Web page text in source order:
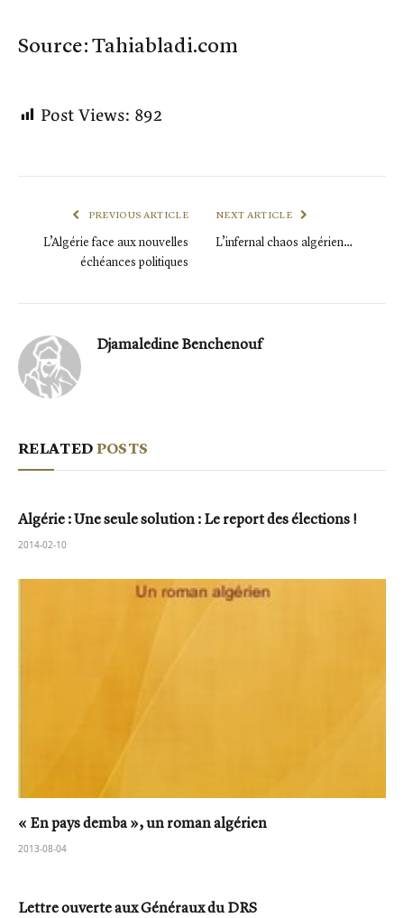
Source: Tahiabladi.com
Post Views: 892
PREVIOUS ARTICLE
L’Algérie face aux nouvelles
échéances politiques
NEXT ARTICLE
L’infernal chaos algérien…
Djamaledine Benchenouf
RELATEDPOSTS
Algérie : Une seule solution : Le report des élections !
2014-02-10
« En pays demba », un roman algérien
2013-08-04
Lettre ouverte aux Généraux du DRS